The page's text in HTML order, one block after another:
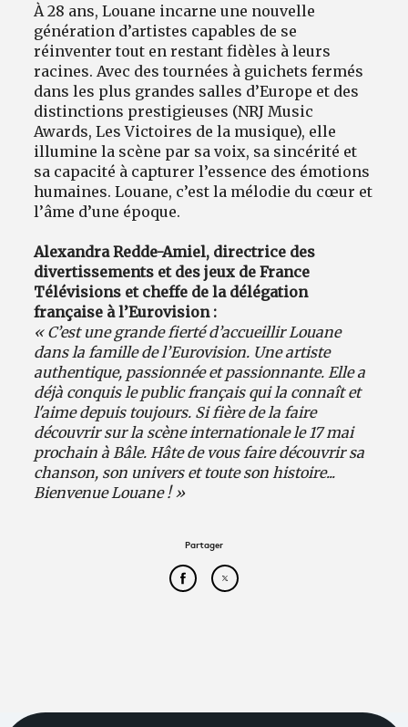
À 28 ans, Louane incarne une nouvelle
génération d’artistes capables de se
réinventer tout en restant fidèles à leurs
racines. Avec des tournées à guichets fermés
dans les plus grandes salles d’Europe et des
distinctions prestigieuses (NRJ Music
Awards, Les Victoires de la musique), elle
illumine la scène par sa voix, sa sincérité et
sa capacité à capturer l’essence des émotions
humaines. Louane, c’est la mélodie du cœur et
l’âme d’une époque.
Alexandra Redde-Amiel, directrice des
divertissements et des jeux de France
Télévisions et cheffe de la délégation
française à l’Eurovision :
« C’est une grande fierté d’accueillir Louane
dans la famille de l’Eurovision. Une artiste
authentique, passionnée et passionnante. Elle a
déjà conquis le public français qui la connaît et
l'aime depuis toujours. Si fière de la faire
découvrir sur la scène internationale le 17 mai
prochain à Bâle. Hâte de vous faire découvrir sa
chanson, son univers et toute son histoire...
Bienvenue Louane ! »
Partager
Partager cet article sur
Partager cet article sur